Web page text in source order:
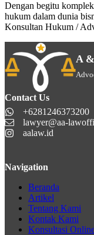
Dengan begitu
hukum dalam dunia
Konsultan Hukum /
A
Contact Us
+6281246373200
lawyer@aa-
aalaw.id
Navigation
Beranda
Artikel
Tentang Kami
Kontak Kami
Konsultasi